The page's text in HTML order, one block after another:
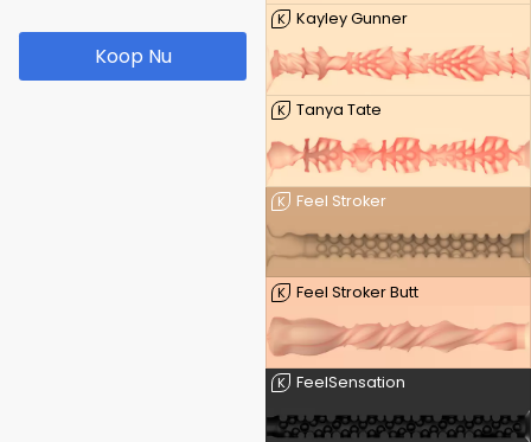
K Kayley Gunner
K Tanya Tate
K Feel Stroker
K Feel Stroker Butt
K FeelSensation
Koop Nu